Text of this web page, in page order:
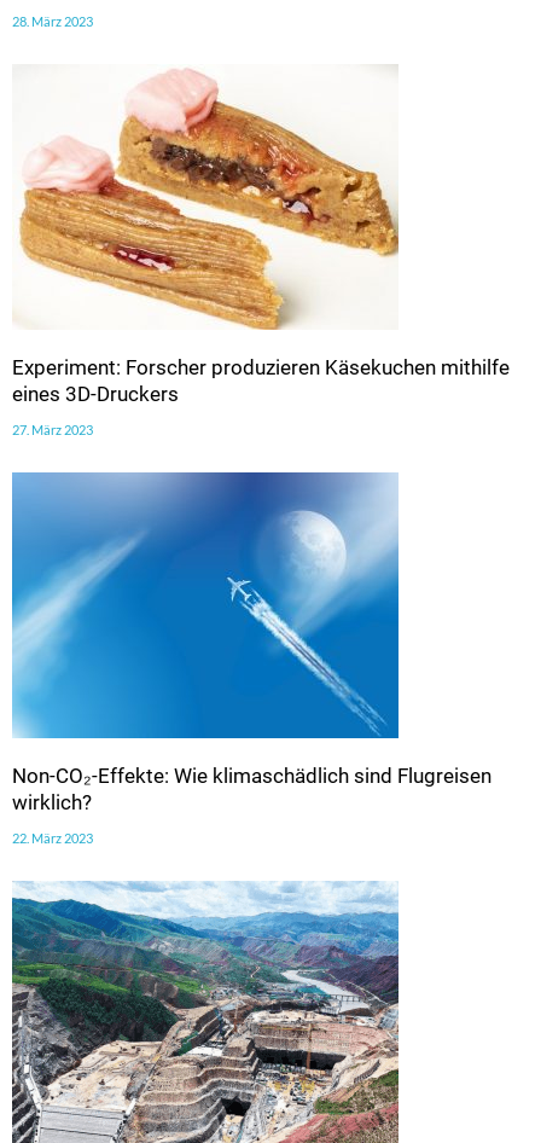
28. März 2023
Experiment: Forscher produzieren Käsekuchen mithilfe
eines 3D-Druckers
27. März 2023
Non-CO₂-Effekte: Wie klimaschädlich sind Flugreisen
wirklich?
22. März 2023